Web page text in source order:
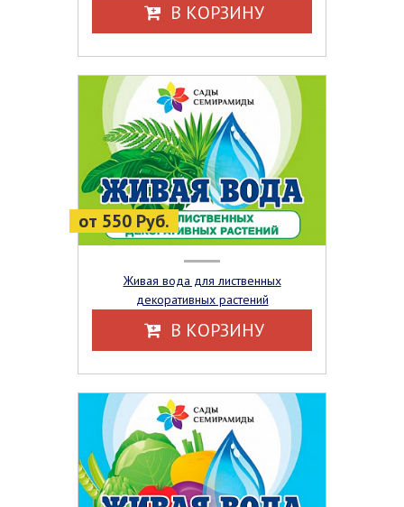
В КОРЗИНУ
от 550 Руб.
Живая вода для лиственных
декоративных растений
В КОРЗИНУ